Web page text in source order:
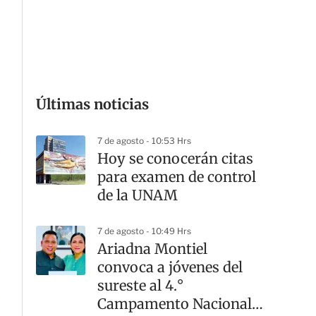
Últimas noticias
7 de agosto - 10:53 Hrs
Hoy se conocerán citas
para examen de control
de la UNAM
7 de agosto - 10:49 Hrs
Ariadna Montiel
convoca a jóvenes del
sureste al 4.°
Campamento Nacional